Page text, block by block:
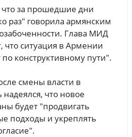
за прошедшие дни
раз" говорила армянским
Глава МИД
что ситуация в Армении
по конструктивному пути".
смены власти в
что новое
будет "продвигать
подходы и укреплять